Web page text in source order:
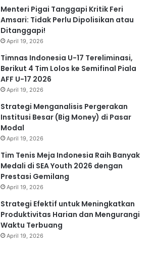
Menteri Pigai Tanggapi Kritik Feri
Amsari: Tidak Perlu Dipolisikan atau
Ditanggapi!
April 19, 2026
Timnas Indonesia U-17 Tereliminasi,
Berikut 4 Tim Lolos ke Semifinal Piala
AFF U-17 2026
April 19, 2026
Strategi Menganalisis Pergerakan
Institusi Besar (Big Money) di Pasar
Modal
April 19, 2026
Tim Tenis Meja Indonesia Raih Banyak
Medali di SEA Youth 2026 dengan
Prestasi Gemilang
April 19, 2026
Strategi Efektif untuk Meningkatkan
Produktivitas Harian dan Mengurangi
Waktu Terbuang
April 19, 2026